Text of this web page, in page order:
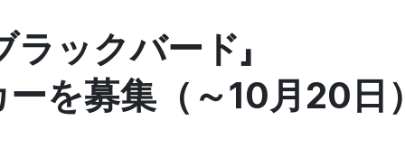
ラックバード」
を募集（～10月20日